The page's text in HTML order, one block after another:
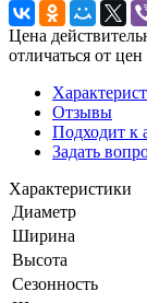
Цена
отличаться от
Отзывы
Подходит к
Задать
Характеристики
Диаметр
Ширина
Высота
Сезонность